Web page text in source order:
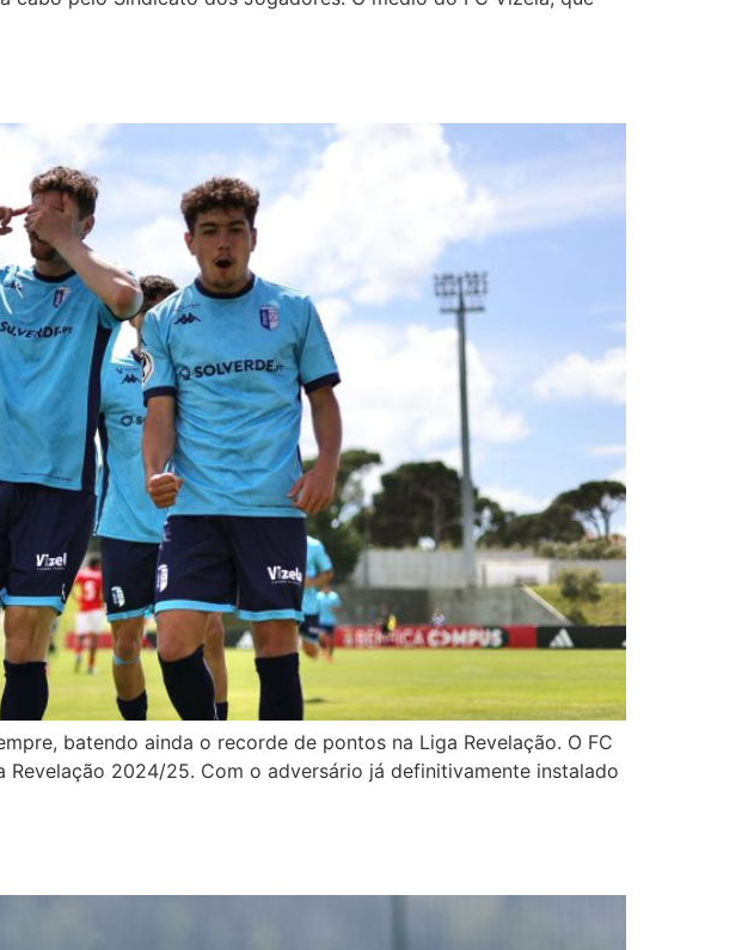
batendo ainda o recorde de pontos na Liga Revelação. O FC
2024/25. Com o adversário já definitivamente instalado